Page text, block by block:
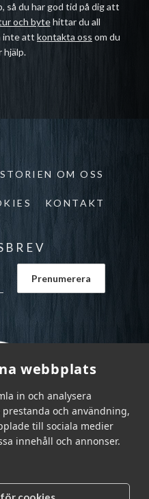
webbplats
in och analysera
och användning,
till sociala medier
innehåll och annonser.
så du har god tid på dig att
och bytehittar du all
inte att kontakta oss om du
hjälp.
OM OSS
KONTAKT